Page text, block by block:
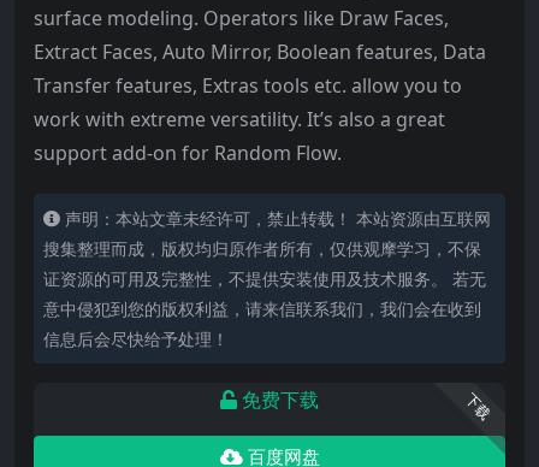
surface modeling. Operators like Draw Faces,
Extract Faces, Auto Mirror, Boolean features, Data
Transfer features, Extras tools etc. allow you to
work with extreme versatility. It’s also a great
support add-on for Random Flow.
声明：本站文章未经许可，禁止转载！ 本站资源由互联网
搜集整理而成，版权均归原作者所有，仅供观摩学习，不保
证资源的可用及完整性，不提供安装使用及技术服务。 若无
意中侵犯到您的版权利益，请来信联系我们，我们会在收到
信息后会尽快给予处理！
下载
免费下载
百度网盘